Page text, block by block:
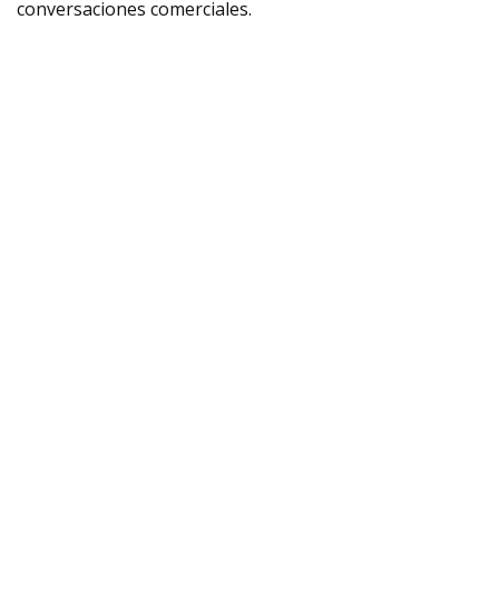
conversaciones comerciales.